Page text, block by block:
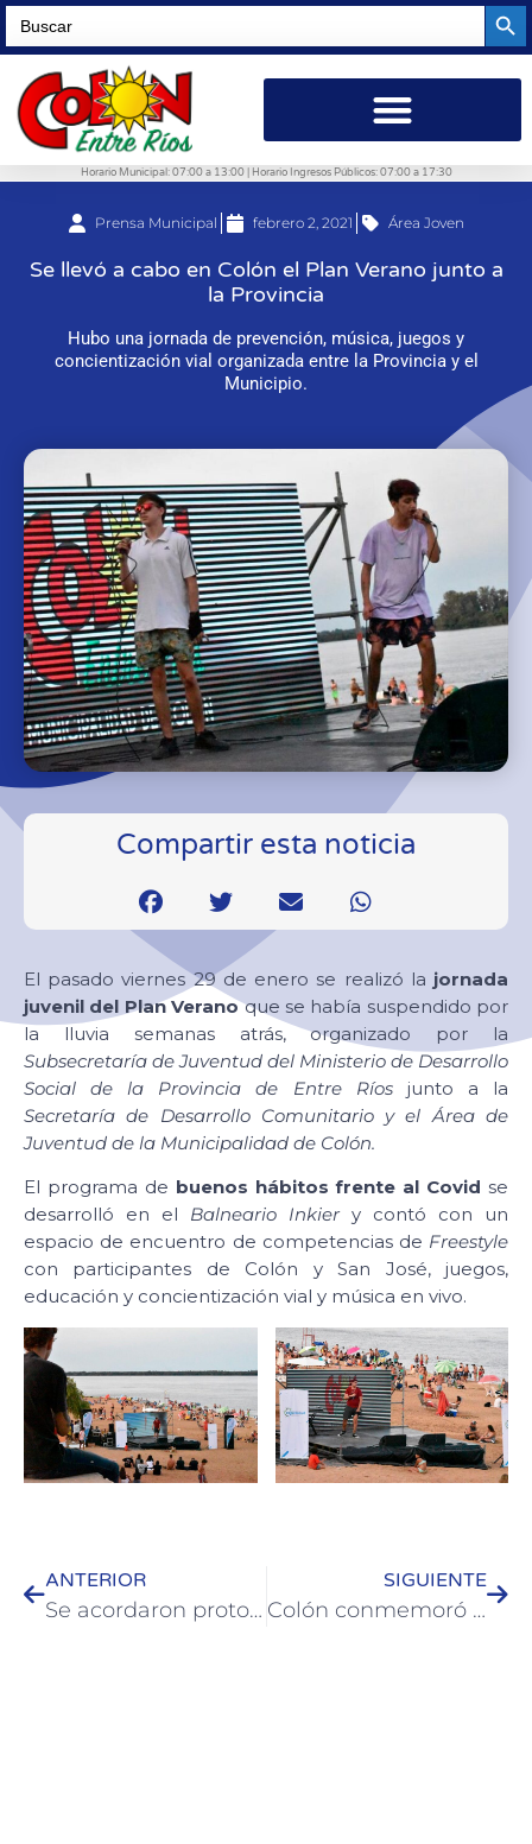
Search
for:
Horario Municipal: 07:00 a 13:00 | Horario Ingresos Públicos: 07:00 a 17:30
Prensa Municipal febrero 2, 2021 Área Joven
Se llevó a cabo en Colón el Plan Verano junto a
la Provincia
Hubo una jornada de prevención, música, juegos y
concientización vial organizada entre la Provincia y el
Municipio.
Compartir esta noticia
El pasado viernes 29 de enero se realizó la jornada
juvenil del Plan Veranoque se había suspendido por
la lluvia semanas atrás, organizado por la
Subsecretaría de Juventud del Ministerio de Desarrollo
Social de la Provincia de Entre Ríosjunto a la
Secretaría de Desarrollo Comunitario y el Área de
Juventud de la Municipalidad de Colón.
El programa de buenos hábitos frente al Covid se
desarrolló en el Balneario Inkiery contó con un
espacio de encuentro de competencias de Freestyle
con participantes de Colón y San José, juegos,
educación y concientización vial y música en vivo.
ANTERIOR
Se acordaron protocolos de actuación ante empleados de establecimientos que presenten síntomas
SIGUIENTE
Colón conmemoró la Batalla de Caseros y el Combate de San Lorenzo